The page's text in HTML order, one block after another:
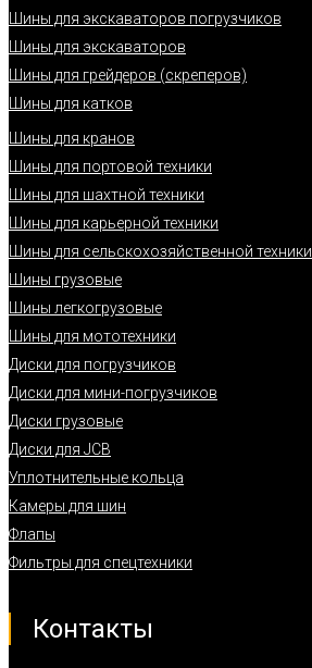
Шины для экскаваторов погрузчиков
Шины для экскаваторов
Шины для грейдеров (скреперов)
Шины для катков
Шины для кранов
Шины для портовой техники
Шины для шахтной техники
Шины для карьерной техники
Шины для сельскохозяйственной техники
Шины грузовые
Шины легкогрузовые
Шины для мототехники
Диски для погрузчиков
Диски для мини-погрузчиков
Диски грузовые
Диски для JCB
Уплотнительные кольца
Камеры для шин
Флапы
Фильтры для спецтехники
Контакты